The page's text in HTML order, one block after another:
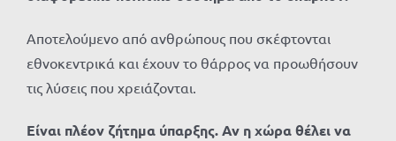
Αποτελούμενο από ανθρώπους που σκέφτονται
εθνοκεντρικά και έχουν το θάρρος να προωθήσουν
τις λύσεις που χρειάζονται.
Είναι πλέον ζήτημα ύπαρξης. Αν η χώρα θέλει να